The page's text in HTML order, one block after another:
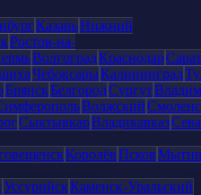
КазаньНижний
Ростов-на-
ВолгоградКраснодар
ЧебоксарыКалининград
БрянскБелгородСургут
Волжский
СыктывкарВладикавказ
КоролёвПсков
УссурийскКаменск-Уральский